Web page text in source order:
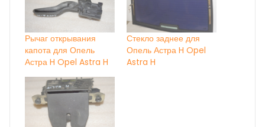
Рычаг открывания
капота для Опель
Астра H Opel Astra H
Стекло заднее для
Опель Астра H Opel
Astra H